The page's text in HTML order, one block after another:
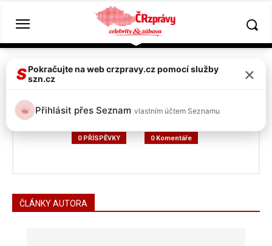
Seznam uživatel
0 PŘÍSPĚVKY 0 Komentáře
ČLÁNKY AUTORA
SPokračujte na web crzpravy.cz pomocí služby
szn.cz
×
Přihlásit přes Seznam vlastním účtem Seznamu